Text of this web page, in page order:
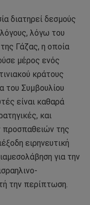
διατηρεί δεσμούς
λόγω του
Γάζας, η οποία
μέρος ενός
κράτους
του Συμβουλίου
είναι καθαρά
και
προσπαθειών της
ειρηνευτική
για την
την περίπτωση.